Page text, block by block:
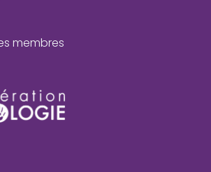
membres